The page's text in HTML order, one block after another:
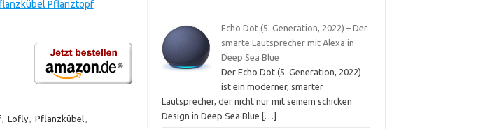
Pflanztopf
, Lofly, Pflanzkübel,
Echo Dot (5. Generation, 2022) – Der
smarte Lautsprecher mit Alexa in
Deep Sea Blue
Der Echo Dot (5. Generation, 2022)
ist ein moderner, smarter
Lautsprecher, der nicht nur mit seinem schicken
Design in Deep Sea Blue
[…]